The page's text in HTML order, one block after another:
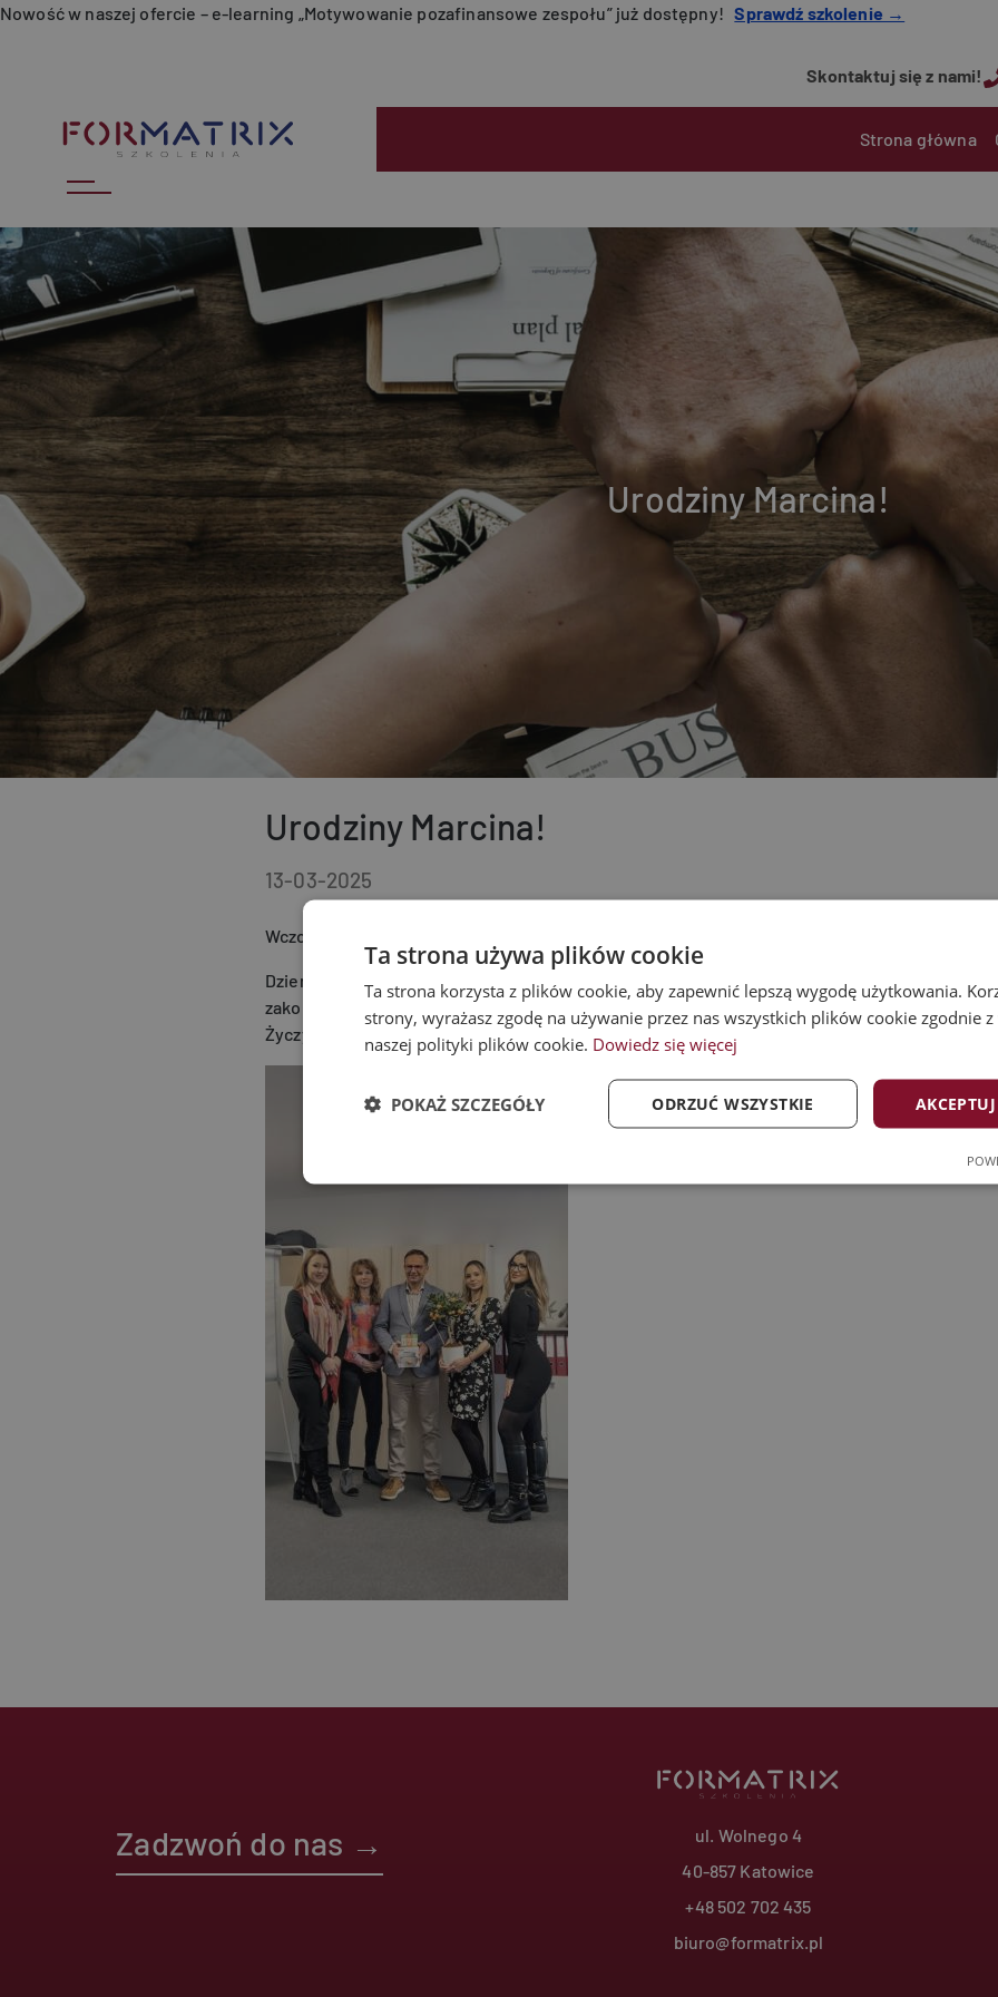
Przejdź do treści
Nowość w naszej ofercie – e-learning „Motywowanie pozafinansowe zespołu” już dostępny!Sprawdź szkolenie →
Skontaktuj się z nami!
Main
Strona główna
Urodziny Marcina!
Urodziny Marcina!
13-03-2025
Wczoraj mieliśmy przyjemność świętować urodziny naszego dyrektora, Marcina!
Dzień pełen śmiechu, dobrej zabawy i emocji. Rozpoczęliśmy świętowanie w jednej z
zakończyliśmy emocjonującymi rozgrywkami w darta w biurze. Dziękujemy Ci, Marcin, za
Życzymy Ci niezliczonych powodów do uśmiechu, zdrowia i jeszcze większych sukcesów w
Zadzwoń do nas →
ul. Wolnego 4
40-857 Katowice
+48 502 702 435
biuro@formatrix.pl
Ta strona używa plików cookie
Ta strona korzysta z plików cookie, aby zapewnić lepszą wygodę użytkowania.
strony, wyrażasz zgodę na używanie przez nas wszystkich plików cookie zgodnie
naszej polityki plików cookie. Dowiedz się więcej
ODRZUĆ WSZYSTKIE
POKAŻ SZCZEGÓŁY
Wydajnościowe pliki cookie zbierają informację o tym, w jaki sposób odwiedzający korzystają ze strony, np.
cookie. Te pliki cookie nie mogą być wykorzystywane do bezpośredniej identyfikacji konkretnego
Nazwa
Provider
Domena
_ga
Google LLC
.formatrix.pl